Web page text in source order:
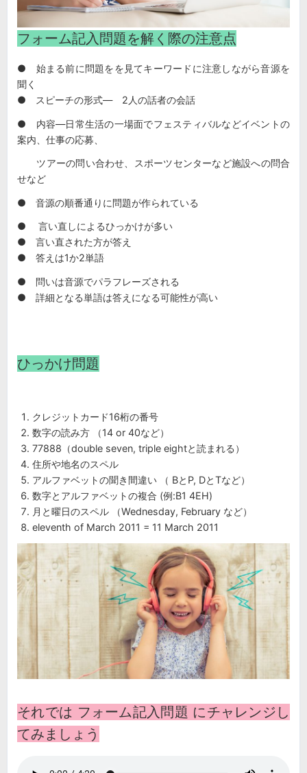
フォーム記入問題を解く際の注意点
● 始まる前に問題をを見てキーワードに注意しながら音源を
聞く
● スピーチの形式― 2人の話者の会話
● 内容―日常生活の一場面でフェスティバルなどイベントの
案内、仕事の応募、
ツアーの問い合わせ、スポーツセンターなど施設への問合
せなど
● 音源の順番通りに問題が作られている
● 言い直しによるひっかけが多い
● 言い直された方が答え
● 答えは1か2単語
● 問いは音源でパラフレーズされる
● 詳細となる単語は答えになる可能性が高い
ひっかけ問題
クレジットカード16桁の番号
数字の読み方 （14 or 40など）
77888（double seven, triple eightと読まれる）
住所や地名のスペル
アルファベットの聞き間違い （ BとP, DとTなど）
数字とアルファベットの複合 (例:B1 4EH)
月と曜日のスペル （Wednesday, February など）
eleventh of March 2011 = 11 March 2011
それでは フォーム記入問題 にチャレンジし
てみましょう